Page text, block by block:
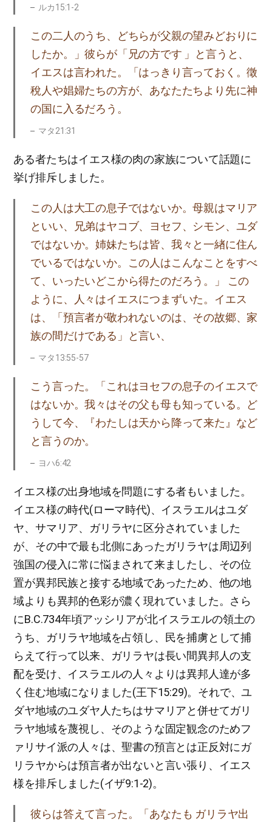
ルカ15:1-2
この二人のうち、どちらが父親の望みどおりに
したか。」彼らが「兄の方です 」と言うと、
イエスは言われた。「はっきり言っておく。徵
稅人や娼婦たちの方が、あなたたちより先に神
の国に入るだろう。
マタ21:31
ある者たちはイエス様の肉の家族について話題に
挙げ排斥しました。
この人は大工の息子ではないか。母親はマリア
といい、兄弟はヤコブ、ヨセフ、シモン、ユダ
ではないか。姉妹たちは皆、我々と一緖に住ん
でいるではないか。この人はこんなことをすべ
て、いったいどこから得たのだろう。」 この
ように、人々はイエスにつまずいた。イエス
は、「預言者が敬われないのは、その故郷、家
族の間だけである」と言い、
マタ13:55-57
こう言った。「これはヨセフの息子のイエスで
はないか。我々はその父も母も知っている。ど
うして今、『わたしは天から降って来た』など
と言うのか。
ヨハ6:42
イエス様の出身地域を問題にする者もいました。
イエス様の時代(ローマ時代)、イスラエルはユダ
ヤ、サマリア、ガリラヤに区分されていました
が、その中で最も北側にあったガリラヤは周辺列
強国の侵入に常に悩まされて来ましたし、その位
置が異邦民族と接する地域であったため、他の地
域よりも異邦的色彩が濃く現れていました。さら
にB.C.734年頃アッシリアが北イスラエルの領土の
うち、ガリラヤ地域を占領し、民を捕虜として捕
らえて行って以来、ガリラヤは長い間異邦人の支
配を受け、イスラエルの人々よりは異邦人達が多
く住む地域になりました(王下15:29)。それで、ユ
ダヤ地域のユダヤ人たちはサマリアと併せてガリ
ラヤ地域を蔑視し、そのような固定観念のためフ
ァリサイ派の人々は、聖書の預言とは正反対にガ
リラヤからは預言者が出ないと言い張り、イエス
様を排斥しました(イザ9:1-2)。
彼らは答えて言った。「あなたも ガリラヤ出